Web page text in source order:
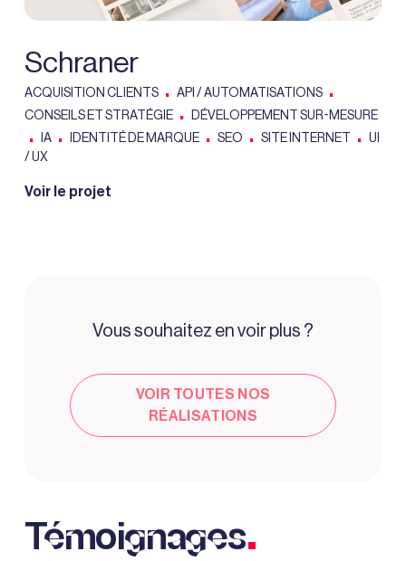
Schraner
ACQUISITION CLIENTS . API / AUTOMATISATIONS .
CONSEILS ET STRATÉGIE . DÉVELOPPEMENT SUR-MESURE
. IA . IDENTITÉ DE MARQUE . SEO . SITE INTERNET . UI
/ UX
Voir le projet
Vous souhaitez en voir plus ?
VOIR TOUTES NOS
RÉALISATIONS
Témoignages.